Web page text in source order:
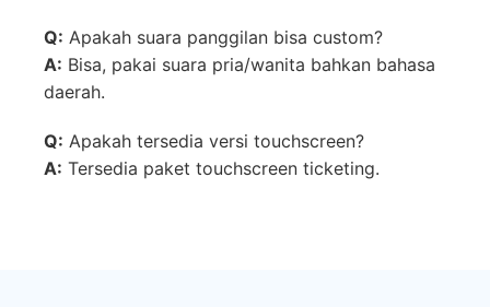
Q: Apakah suara panggilan bisa custom?
A: Bisa, pakai suara pria/wanita bahkan bahasa
daerah.
Q: Apakah tersedia versi touchscreen?
A: Tersedia paket touchscreen ticketing.